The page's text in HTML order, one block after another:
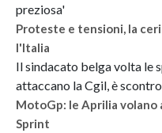
preziosa'
Proteste e tensioni, la
l'Italia
Il sindacato belga volta le
attaccano la Cgil, è scontro
MotoGp: le Aprilia volano
Sprint